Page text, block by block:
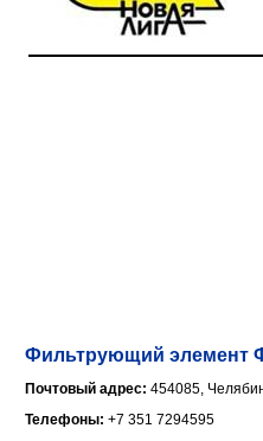
Фильтрующий элемент
Почтовый адрес: 454085,
Телефоны: +7 351 7294595